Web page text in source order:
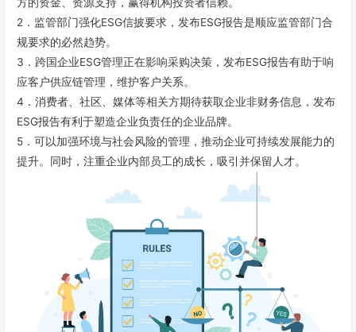
2．监管部门强化ESG信披要求，发布ESG报告是顺应监管部门合
规要求的必然趋势。
3．跨国企业ESG管理正在影响采购决策，发布ESG报告有助于响
应客户供应链管理，维护客户关系。
4．消费者、社区、媒体等相关方期待获取企业非财务信息，发布
ESG报告有利于塑造企业负责任的企业品牌。
5．可以加强环境与社会风险的管理，推动企业可持续发展能力的
提升。同时，注重企业内部员工的成长，吸引并保留人才。